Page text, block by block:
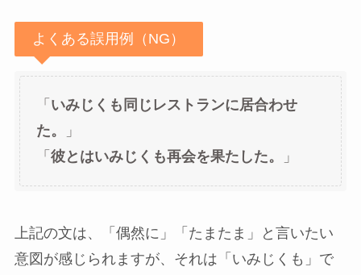
よくある誤用例（NG）
「 いみじくも同じレストランに居合わせ
た。
」
「 彼とはいみじくも再会を果たした。 」
上記の文は、「偶然に」「たまたま」と言いたい
意図が感じられますが、それは「いみじくも」で